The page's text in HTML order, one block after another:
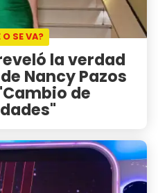
O SE VA?
la verdad
Nancy Pazos
de